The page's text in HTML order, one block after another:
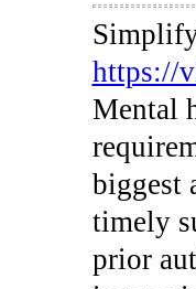
https://
Mental
biggest
timely
prior